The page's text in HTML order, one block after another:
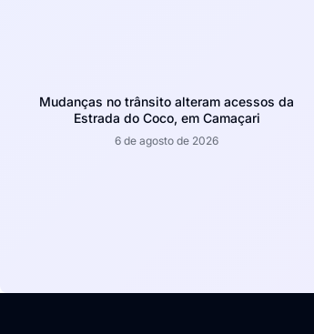
Mudanças no trânsito alteram acessos da
Estrada do Coco, em Camaçari
6 de agosto de 2026